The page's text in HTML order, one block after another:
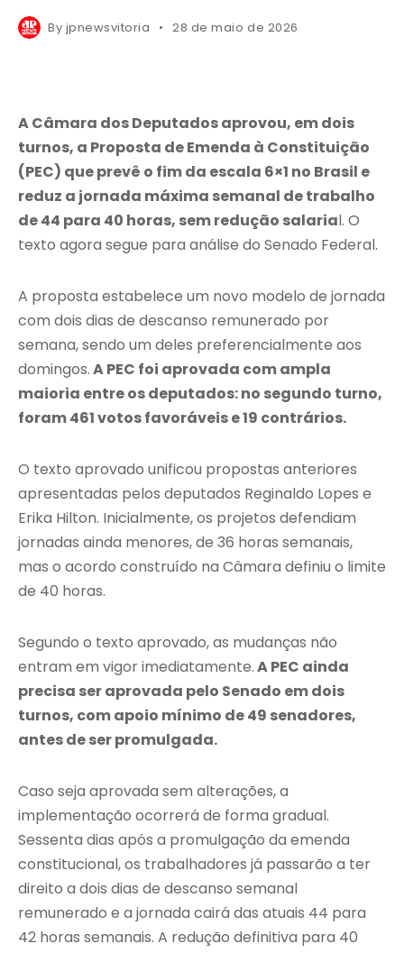
By jpnewsvitoria 28 de maio de 2026
A Câmara dos Deputados aprovou, em dois
turnos, a Proposta de Emenda à Constituição
(PEC) que prevê o fim da escala 6×1 no Brasil e
reduz a jornada máxima semanal de trabalho
de 44 para 40 horas, sem redução salarial. O
texto agora segue para análise do Senado Federal.
A proposta estabelece um novo modelo de jornada
com dois dias de descanso remunerado por
semana, sendo um deles preferencialmente aos
domingos.A PEC foi aprovada com ampla
maioria entre os deputados: no segundo turno,
foram 461 votos favoráveis e 19 contrários.
O texto aprovado unificou propostas anteriores
apresentadas pelos deputados Reginaldo Lopes e
Erika Hilton. Inicialmente, os projetos defendiam
jornadas ainda menores, de 36 horas semanais,
mas o acordo construído na Câmara definiu o limite
de 40 horas.
Segundo o texto aprovado, as mudanças não
entram em vigor imediatamente.A PEC ainda
precisa ser aprovada pelo Senado em dois
turnos, com apoio mínimo de 49 senadores,
antes de ser promulgada.
Caso seja aprovada sem alterações, a
implementação ocorrerá de forma gradual.
Sessenta dias após a promulgação da emenda
constitucional, os trabalhadores já passarão a ter
direito a dois dias de descanso semanal
remunerado e a jornada cairá das atuais 44 para
42 horas semanais. A redução definitiva para 40